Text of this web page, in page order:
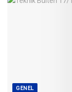
GENEL